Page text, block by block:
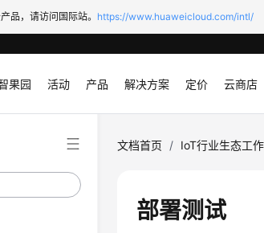
品，请访问国际站。 https://www.huaweicloud.com/intl/
果园 活动 产品 解决方案 定价 云商店
文档首页 / IoT行业生态工
部署测试